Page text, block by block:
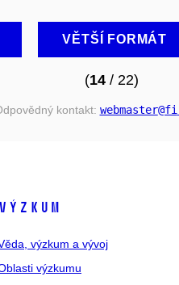
VĚTŠÍ FORMÁT
(14/ 22)
kontakt: webmaster@fi
VÝZKUM
výzkum a vývoj
výzkumu